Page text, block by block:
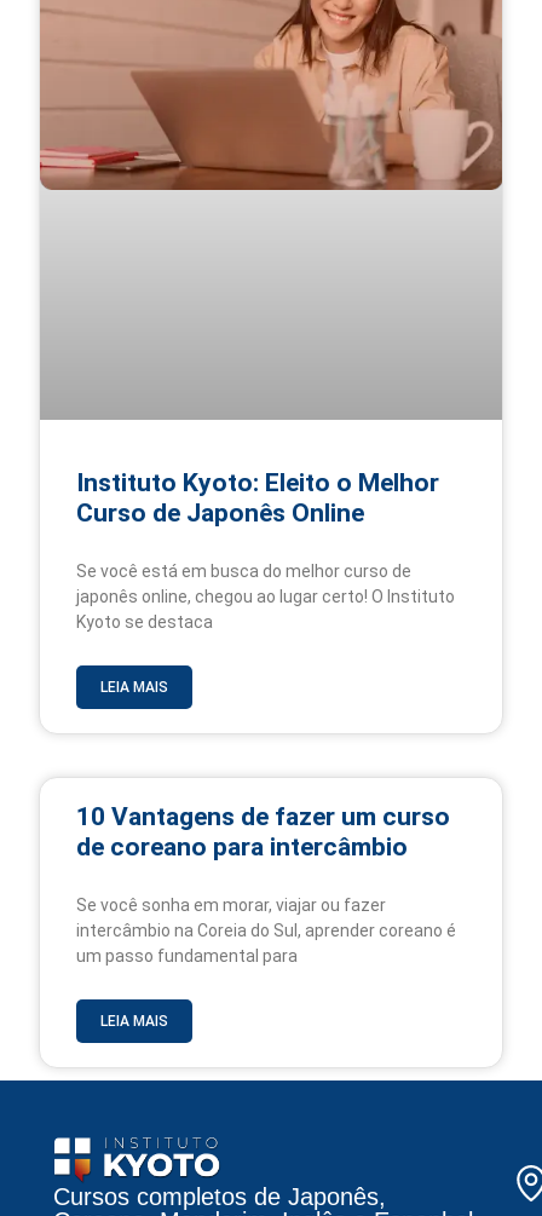
Instituto Kyoto: Eleito o Melhor
Curso de Japonês Online
Se você está em busca do melhor curso de
japonês online, chegou ao lugar certo! O Instituto
Kyoto se destaca
LEIA MAIS
10 Vantagens de fazer um curso
de coreano para intercâmbio
Se você sonha em morar, viajar ou fazer
intercâmbio na Coreia do Sul, aprender coreano é
um passo fundamental para
LEIA MAIS
Cursos completos de Japonês,